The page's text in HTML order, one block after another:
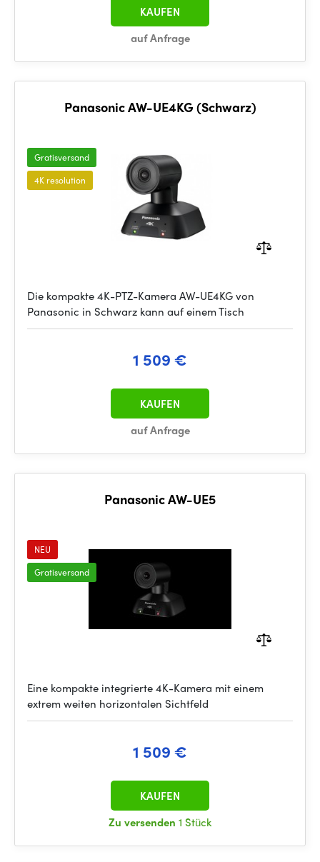
auf Anfrage
KAUFEN
Panasonic AW-UE4KG (Schwarz)
Gratisversand
4K resolution
Die kompakte 4K-PTZ-Kamera AW-UE4KG von
Panasonic in Schwarz kann auf einem Tisch
1 509 €
auf Anfrage
KAUFEN
Panasonic AW-UE5
NEU
Gratisversand
Eine kompakte integrierte 4K-Kamera mit einem
extrem weiten horizontalen Sichtfeld
1 509 €
Zu versenden 1 Stück
KAUFEN